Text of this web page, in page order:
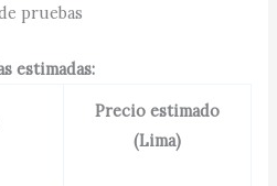
pruebas
estimadas:
Precio estimado
(Lima)